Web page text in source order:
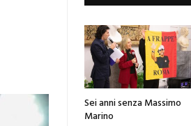
Sei anni senza Massimo
Marino